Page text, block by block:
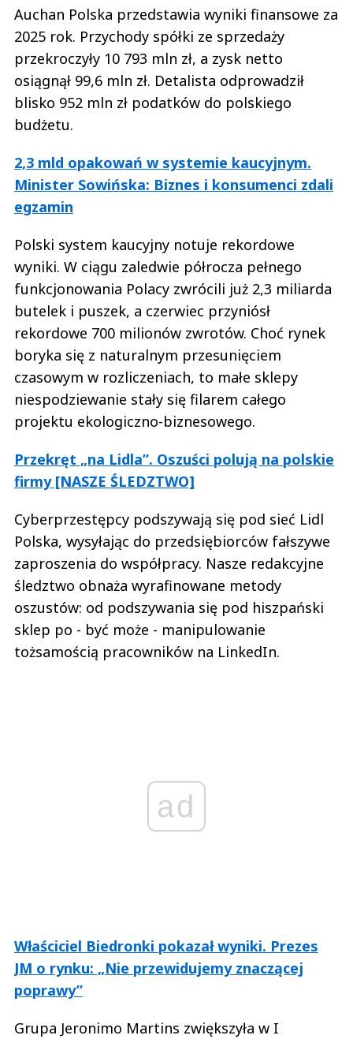
Auchan Polska przedstawia wyniki finansowe za
2025 rok. Przychody spółki ze sprzedaży
przekroczyły 10 793 mln zł, a zysk netto
osiągnął 99,6 mln zł. Detalista odprowadził
blisko 952 mln zł podatków do polskiego
budżetu.
2,3 mld opakowań w systemie kaucyjnym.
Minister Sowińska: Biznes i konsumenci zdali
egzamin
Polski system kaucyjny notuje rekordowe
wyniki. W ciągu zaledwie półrocza pełnego
funkcjonowania Polacy zwrócili już 2,3 miliarda
butelek i puszek, a czerwiec przyniósł
rekordowe 700 milionów zwrotów. Choć rynek
boryka się z naturalnym przesunięciem
czasowym w rozliczeniach, to małe sklepy
niespodziewanie stały się filarem całego
projektu ekologiczno-biznesowego.
Przekręt „na Lidla”. Oszuści polują na polskie
firmy [NASZE ŚLEDZTWO]
Cyberprzestępcy podszywają się pod sieć Lidl
Polska, wysyłając do przedsiębiorców fałszywe
zaproszenia do współpracy. Nasze redakcyjne
śledztwo obnaża wyrafinowane metody
oszustów: od podszywania się pod hiszpański
sklep po - być może - manipulowanie
tożsamością pracowników na LinkedIn.
ad
Właściciel Biedronki pokazał wyniki. Prezes
JM o rynku: „Nie przewidujemy znaczącej
poprawy”
Grupa Jeronimo Martins zwiększyła w I